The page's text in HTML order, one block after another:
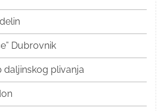
Dubrovnik
daljinskog plivanja